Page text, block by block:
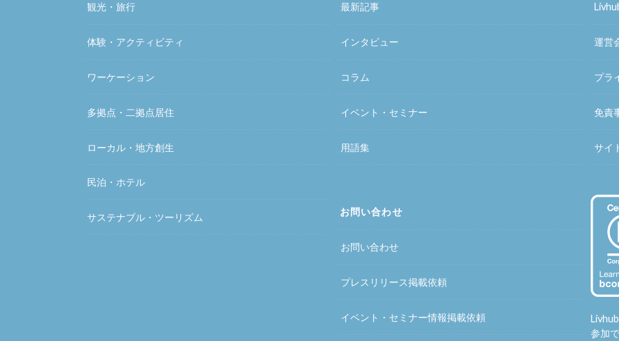
観光・旅行
体験・アクティビティ
ワーケーション
多拠点・二拠点居住
ローカル・地方創生
民泊・ホテル
サステナブル・ツーリズム
最新記事
インタビュー
コラム
イベント・セミナー
用語集
お問い合わせ
お問い合わせ
プレスリリース掲載依頼
イベント・セミナー情報掲載依頼
運営
プラ
免責
サイ
参加